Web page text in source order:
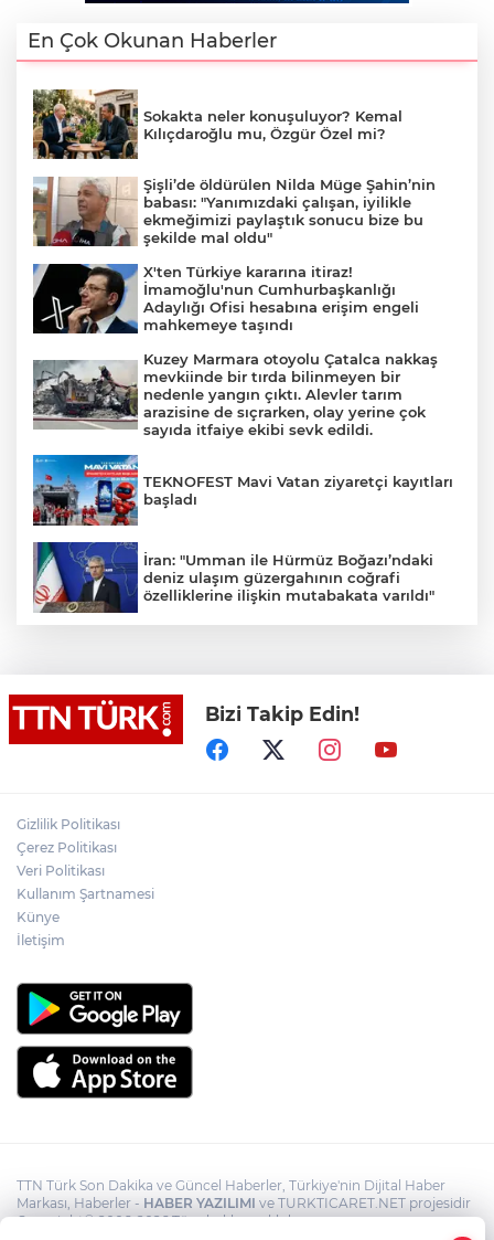
En Çok Okunan Haberler
Sokakta neler konuşuluyor? Kemal
Kılıçdaroğlu mu, Özgür Özel mi?
Şişli’de öldürülen Nilda Müge Şahin’nin
babası: "Yanımızdaki çalışan, iyilikle
ekmeğimizi paylaştık sonucu bize bu
şekilde mal oldu"
X'ten Türkiye kararına itiraz!
İmamoğlu'nun Cumhurbaşkanlığı
Adaylığı Ofisi hesabına erişim engeli
mahkemeye taşındı
Kuzey Marmara otoyolu Çatalca nakkaş
mevkiinde bir tırda bilinmeyen bir
nedenle yangın çıktı. Alevler tarım
arazisine de sıçrarken, olay yerine çok
sayıda itfaiye ekibi sevk edildi.
TEKNOFEST Mavi Vatan ziyaretçi kayıtları
başladı
İran: "Umman ile Hürmüz Boğazı’ndaki
deniz ulaşım güzergahının coğrafi
özelliklerine ilişkin mutabakata varıldı"
Suikast timinin son firarisinin kaçışı bitti,
yargı başladı
Bizi Takip Edin!
Gizlilik Politikası
Çerez Politikası
Veri Politikası
Kullanım Şartnamesi
Künye
İletişim
TTN Türk Son Dakika ve Güncel Haberler, Türkiye'nin Dijital Haber
Markası, Haberler - HABER YAZILIMI ve TURKTICARET.NET projesidir
Copyright© 2006-2026 Tüm hakları saklıdır.